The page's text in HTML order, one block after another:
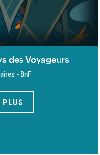
des Voyageurs
- BnF
PLUS